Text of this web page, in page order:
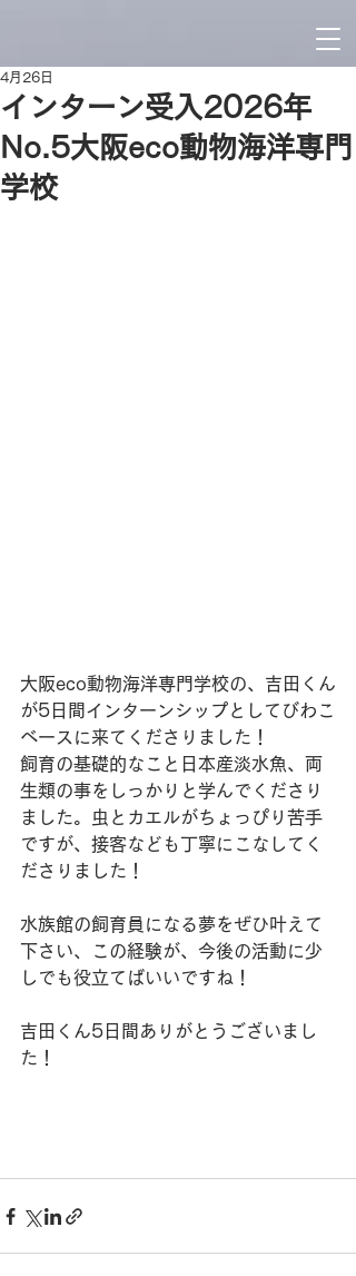
インターン受入2026年
No.5大阪eco動物海洋専門
学校
4月26日
大阪eco動物海洋専門学校の、吉田くん
が5日間インターンシップとしてびわこ
ベースに来てくださりました！
飼育の基礎的なこと日本産淡水魚、両
生類の事をしっかりと学んでくださり
ました。虫とカエルがちょっぴり苦手
ですが、接客なども丁寧にこなしてく
ださりました！
水族館の飼育員になる夢をぜひ叶えて
下さい、この経験が、今後の活動に少
しでも役立てばいいですね！
吉田くん5日間ありがとうございまし
た！